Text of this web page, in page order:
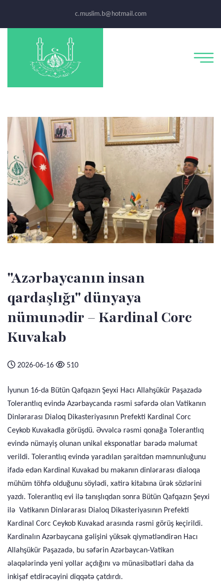
c.muslim.b@hotmail.com
"Azərbaycanın insan
qardaşlığı" dünyaya
nümunədir – Kardinal Corc
Kuvakab
2026-06-16 510
İyunun 16-da Bütün Qafqazın Şeyxi Hacı Allahşükür Paşazadə
Tolerantlıq evində Azərbaycanda rəsmi səfərdə olan Vatikanın
Dinlərarası Dialoq Dikasteriyasının Prefekti Kardinal Corc
Ceykob Kuvakadla görüşdü. Əvvəlcə rəsmi qonağa Tolerantlıq
evində nümayiş olunan unikal eksponatlar barədə məlumat
verildi. Tolerantlıq evində yaradılan şəraitdən məmnunluğunu
ifadə edən Kardinal Kuvakad bu məkanın dinlərarası dialoqa
mühüm töhfə olduğunu söylədi, xatirə kitabına ürək sözlərini
yazdı. Tolerantlıq evi ilə tanışlıqdan sonra Bütün Qafqazın Şeyxi
ilə Vatikanın Dinlərarası Dialoq Dikasteriyasının Prefekti
Kardinal Corc Ceykob Kuvakad arasında rəsmi görüş keçirildi.
Kardinalın Azərbaycana gəlişini yüksək qiymətləndirən Hacı
Allahşükür Paşazadə, bu səfərin Azərbaycan-Vatikan
əlaqələrində yeni yollar açdığını və münasibətləri daha da
inkişaf etdirəcəyini diqqətə çatdırdı.